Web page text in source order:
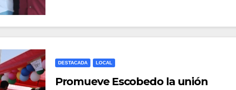
DESTACADA LOCAL
Promueve Escobedo la unión